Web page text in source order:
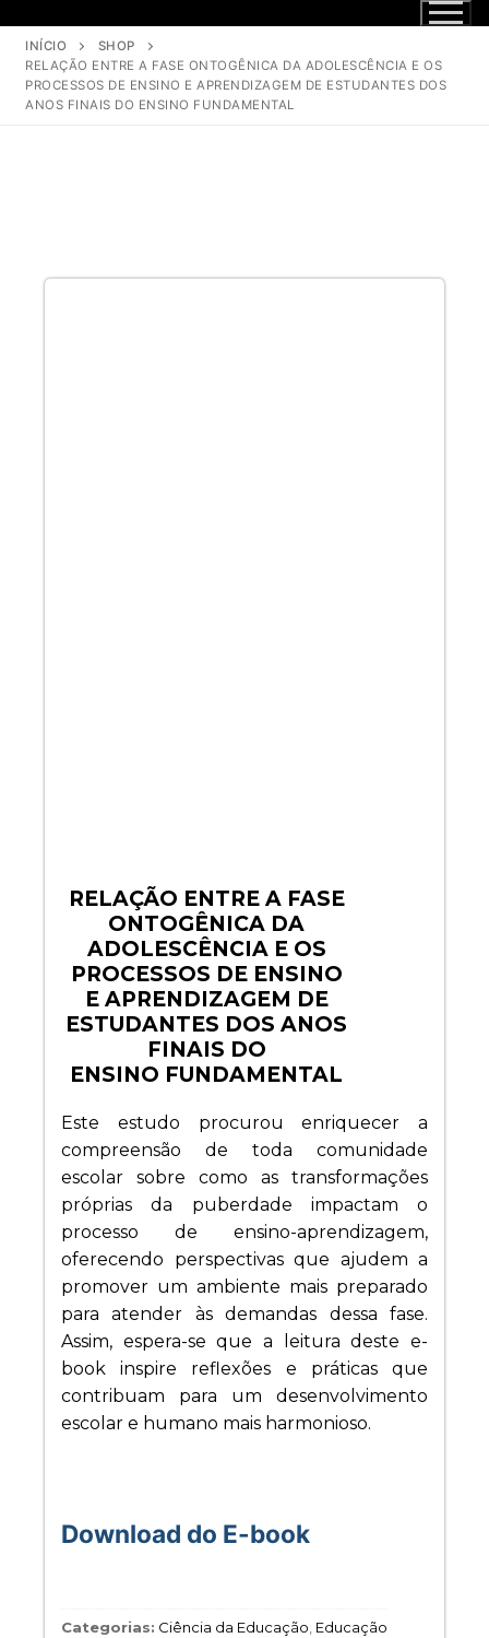
INÍCIO
SHOP
RELAÇÃO ENTRE A FASE ONTOGÊNICA DA ADOLESCÊNCIA E OS
PROCESSOS DE ENSINO E APRENDIZAGEM DE ESTUDANTES DOS
ANOS FINAIS DO ENSINO FUNDAMENTAL
RELAÇÃO ENTRE A FASE
ONTOGÊNICA DA
ADOLESCÊNCIA E OS
PROCESSOS DE ENSINO
E APRENDIZAGEM DE
ESTUDANTES DOS ANOS
FINAIS DO
ENSINO FUNDAMENTAL
Este estudo procurou enriquecer a
compreensão de toda comunidade
escolar sobre como as transformações
próprias da puberdade impactam o
processo de ensino-aprendizagem,
oferecendo perspectivas que ajudem a
promover um ambiente mais preparado
para atender às demandas dessa fase.
Assim, espera-se que a leitura deste e-
book inspire reflexões e práticas que
contribuam para um desenvolvimento
escolar e humano mais harmonioso.
Download do E-book
Categorias: Ciência da Educação, Educação